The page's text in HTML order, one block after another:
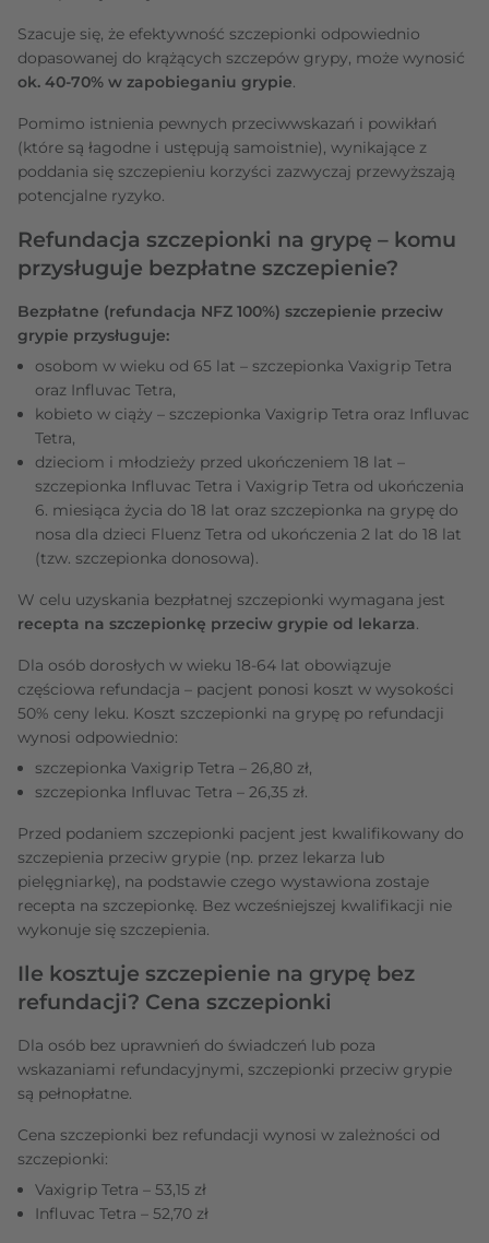
Szacuje się, że efektywność szczepionki odpowiednio
dopasowanej do krążących szczepów grypy, może wynosić
ok. 40-70% w zapobieganiu grypie.
Pomimo istnienia pewnych przeciwwskazań i powikłań
(które są łagodne i ustępują samoistnie), wynikające z
poddania się szczepieniu korzyści zazwyczaj przewyższają
potencjalne ryzyko.
Refundacja szczepionki na grypę – komu
przysługuje bezpłatne szczepienie?
Bezpłatne (refundacja NFZ 100%) szczepienie przeciw
grypie przysługuje:
osobom w wieku od 65 lat – szczepionka Vaxigrip Tetra
oraz Influvac Tetra,
kobieto w ciąży – szczepionka Vaxigrip Tetra oraz Influvac
Tetra,
dzieciom i młodzieży przed ukończeniem 18 lat –
szczepionka Influvac Tetra i Vaxigrip Tetra od ukończenia
6. miesiąca życia do 18 lat oraz szczepionka na grypę do
nosa dla dzieci Fluenz Tetra od ukończenia 2 lat do 18 lat
(tzw. szczepionka donosowa).
W celu uzyskania bezpłatnej szczepionki wymagana jest
recepta na szczepionkę przeciw grypie od lekarza.
Dla osób dorosłych w wieku 18-64 lat obowiązuje
częściowa refundacja – pacjent ponosi koszt w wysokości
50% ceny leku. Koszt szczepionki na grypę po refundacji
wynosi odpowiednio:
szczepionka Vaxigrip Tetra – 26,80 zł,
szczepionka Influvac Tetra – 26,35 zł.
Przed podaniem szczepionki pacjent jest kwalifikowany do
szczepienia przeciw grypie (np. przez lekarza lub
pielęgniarkę), na podstawie czego wystawiona zostaje
recepta na szczepionkę. Bez wcześniejszej kwalifikacji nie
wykonuje się szczepienia.
Ile kosztuje szczepienie na grypę bez
refundacji? Cena szczepionki
Dla osób bez uprawnień do świadczeń lub poza
wskazaniami refundacyjnymi, szczepionki przeciw grypie
są pełnopłatne.
Cena szczepionki bez refundacji wynosi w zależności od
szczepionki:
Vaxigrip Tetra – 53,15 zł
Influvac Tetra – 52,70 zł